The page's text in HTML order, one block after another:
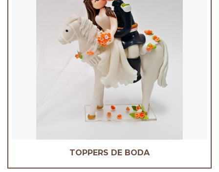
TOPPERS DE BODA